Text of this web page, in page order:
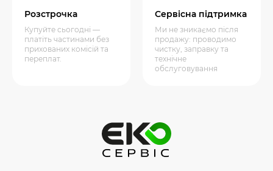
Розстрочка
Купуйте сьогодні —
платіть частинами без
прихованих комісій та
переплат.
Сервісна підтримка
Ми не зникаємо після
продажу: проводимо
чистку, заправку та
технічне
обслуговування